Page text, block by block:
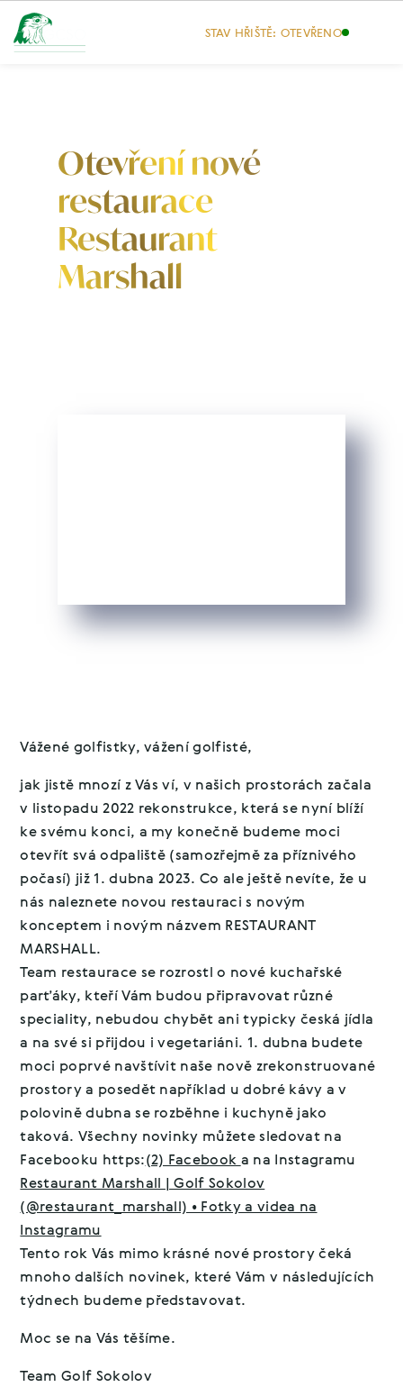
STAV HŘIŠTĚ: OTEVŘENO
Otevření nové
restaurace
Restaurant
Marshall
Vážené golfistky, vážení golfisté,
jak jistě mnozí z Vás ví, v našich prostorách začala
v listopadu 2022 rekonstrukce, která se nyní blíží
ke svému konci, a my konečně budeme moci
otevřít svá odpaliště (samozřejmě za příznivého
počasí) již 1. dubna 2023. Co ale ještě nevíte, že u
nás naleznete novou restauraci s novým
konceptem i novým názvem RESTAURANT
MARSHALL.
Team restaurace se rozrostl o nové kuchařské
parťáky, kteří Vám budou připravovat různé
speciality, nebudou chybět ani typicky česká jídla
a na své si přijdou i vegetariáni. 1. dubna budete
moci poprvé navštívit naše nově zrekonstruované
prostory a posedět například u dobré kávy a v
polovině dubna se rozběhne i kuchyně jako
taková. Všechny novinky můžete sledovat na
Facebooku https:(2) Facebook a na Instagramu
Restaurant Marshall | Golf Sokolov
(@restaurant_marshall) • Fotky a videa na
Instagramu
Tento rok Vás mimo krásné nové prostory čeká
mnoho dalších novinek, které Vám v následujících
týdnech budeme představovat.
Moc se na Vás těšíme.
Team Golf Sokolov